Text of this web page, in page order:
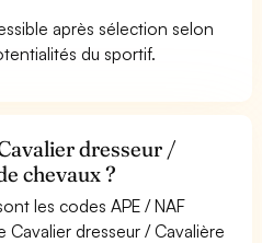
après sélection selon
du sportif.
dresseur /
chevaux ?
les codes APE / NAF
dresseur / Cavalière